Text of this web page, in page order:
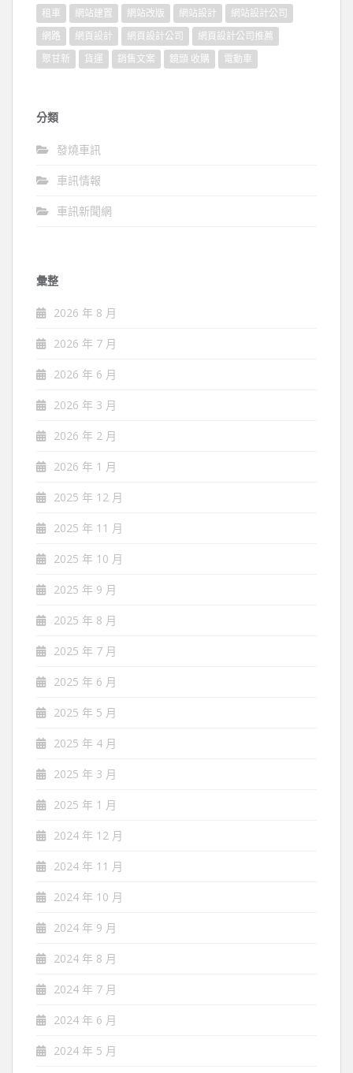
租車
網站建置 網站改版 網站設計
網站設計公司
網路
網頁設計 網頁設計公司
網頁設計公司推薦
聚甘新
貨運 銷售文案 鏡頭 收購 電動車
分類
發燒車訊
車訊情報
車訊新聞網
彙整
2026 年 8 月
2026 年 7 月
2026 年 6 月
2026 年 3 月
2026 年 2 月
2026 年 1 月
2025 年 12 月
2025 年 11 月
2025 年 10 月
2025 年 9 月
2025 年 8 月
2025 年 7 月
2025 年 6 月
2025 年 5 月
2025 年 4 月
2025 年 3 月
2025 年 1 月
2024 年 12 月
2024 年 11 月
2024 年 10 月
2024 年 9 月
2024 年 8 月
2024 年 7 月
2024 年 6 月
2024 年 5 月